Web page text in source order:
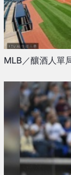
MLB／釀酒人單